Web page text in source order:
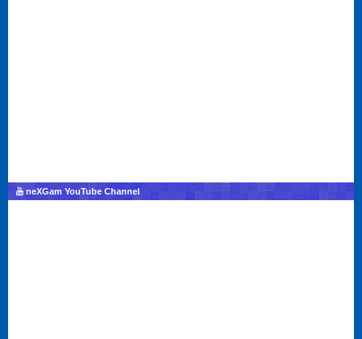
neXGam YouTube Channel